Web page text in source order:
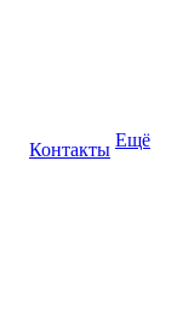
Контакты Ещё